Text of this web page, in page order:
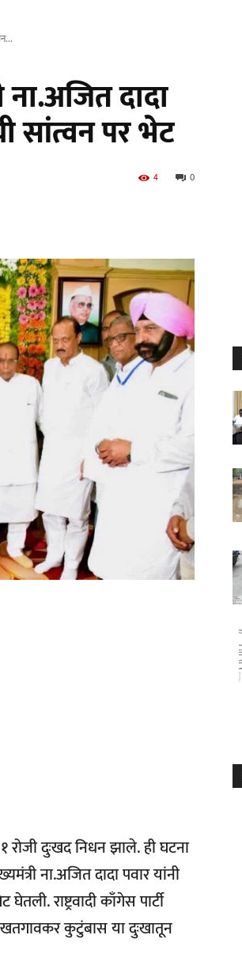
दादा
सांत्वन पर भेट
0
4
दुःखद निधन झाले. ही घटना
ना.अजित दादा पवार यांनी
राष्ट्रवादी काँगेस पार्टी
कुटुंबास या दुःखातून